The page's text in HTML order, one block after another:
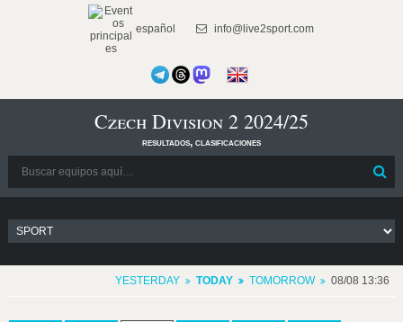
español info@live2sport.com
Czech Division 2 2024/25
resultados, clasificaciones
YESTERDAY TODAY TOMORROW 08/08 13:36